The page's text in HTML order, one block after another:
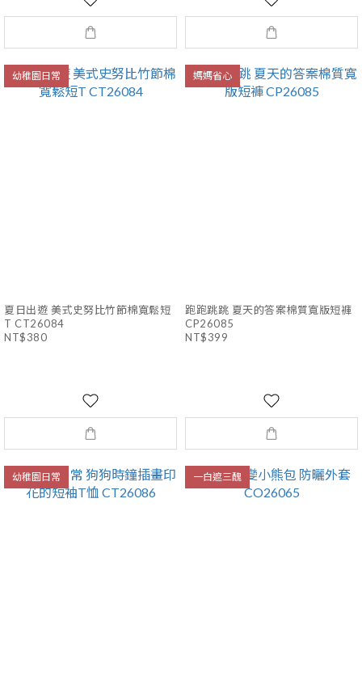
幼稚園日常
夏日出遊 美式史努比竹節棉寬鬆短
T CT26084
NT$380
媽媽省心
跑跑跳跳 夏天的答案棉質寬版短褲
CP26085
NT$399
幼稚園日常 一白遮三醜